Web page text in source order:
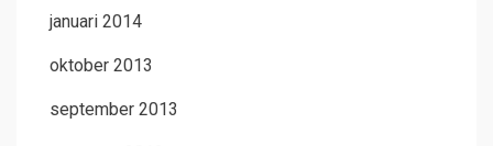
januari 2014
oktober 2013
september 2013